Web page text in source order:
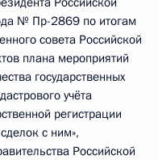
№ Пр-2869 по итогам
совета Российской
плана мероприятий
государственных
учёта
регистрации
с ним»,
Российской